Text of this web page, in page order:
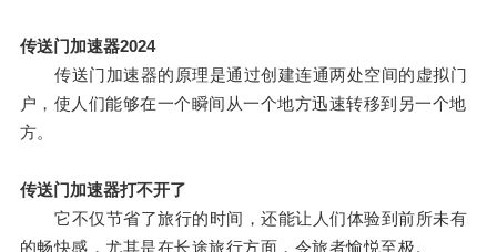
传送门加速器2024
传送门加速器的原理是通过创建连通两处空间的虚拟门
户，使人们能够在一个瞬间从一个地方迅速转移到另一个地
方。
传送门加速器打不开了
它不仅节省了旅行的时间，还能让人们体验到前所未有
的畅快感，尤其是在长途旅行方面，令旅者愉悦至极。